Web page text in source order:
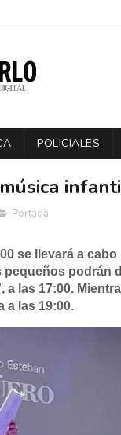
POLICIALES
Portada
se llevará a
podrán
a las 17:00.
a las 19:00.